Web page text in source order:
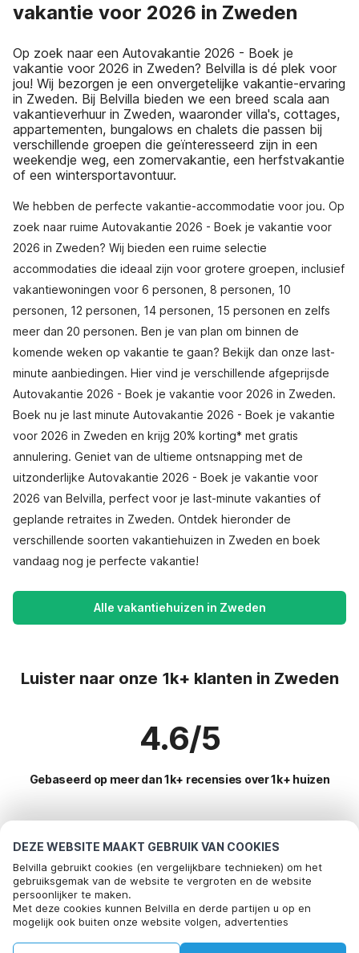
DEZE WEBSITE MAAKT GEBRUIK VAN COOKIES
Belvilla gebruikt cookies (en vergelijkbare technieken) om het
gebruiksgemak van de website te vergroten en de website
persoonlijker te maken.
Met deze cookies kunnen Belvilla en derde partijen u op en
mogelijk ook buiten onze website volgen, advertenties
social media.
vakantie voor 2026 in Zweden
Op zoek naar een Autovakantie 2026 - Boek je
vakantie voor 2026 in Zweden? Belvilla is dé plek voor
jou! Wij bezorgen je een onvergetelijke vakantie-ervaring
in Zweden. Bij Belvilla bieden we een breed scala aan
vakantieverhuur in Zweden, waaronder villa's, cottages,
appartementen, bungalows en chalets die passen bij
verschillende groepen die geïnteresseerd zijn in een
weekendje weg, een zomervakantie, een herfstvakantie
of een wintersportavontuur.
We hebben de perfecte vakantie-accommodatie voor jou. Op
zoek naar ruime Autovakantie 2026 - Boek je vakantie voor
2026 in Zweden? Wij bieden een ruime selectie
accommodaties die ideaal zijn voor grotere groepen, inclusief
vakantiewoningen voor 6 personen, 8 personen, 10
personen, 12 personen, 14 personen, 15 personen en zelfs
meer dan 20 personen. Ben je van plan om binnen de
komende weken op vakantie te gaan? Bekijk dan onze last-
minute aanbiedingen. Hier vind je verschillende afgeprijsde
Autovakantie 2026 - Boek je vakantie voor 2026 in Zweden.
Boek nu je last minute Autovakantie 2026 - Boek je vakantie
voor 2026 in Zweden en krijg 20% korting* met gratis
annulering. Geniet van de ultieme ontsnapping met de
uitzonderlijke Autovakantie 2026 - Boek je vakantie voor
2026 van Belvilla, perfect voor je last-minute vakanties of
geplande retraites in Zweden. Ontdek hieronder de
verschillende soorten vakantiehuizen in Zweden en boek
vandaag nog je perfecte vakantie!
Alle vakantiehuizen in Zweden
Luister naar onze 1k+ klanten in Zweden
4.6/5
Gebaseerd op meer dan 1k+ recensies over 1k+ huizen
Meest populaire bestemmingen voor
vakantie
Populaire voorzieningen voor vakantie in Zweden
Vakantiehuis voor 6 personen
Vakantiehuis aan zee
Toplanden met topvoorzieningen voor vakanties
Bel om te boeken